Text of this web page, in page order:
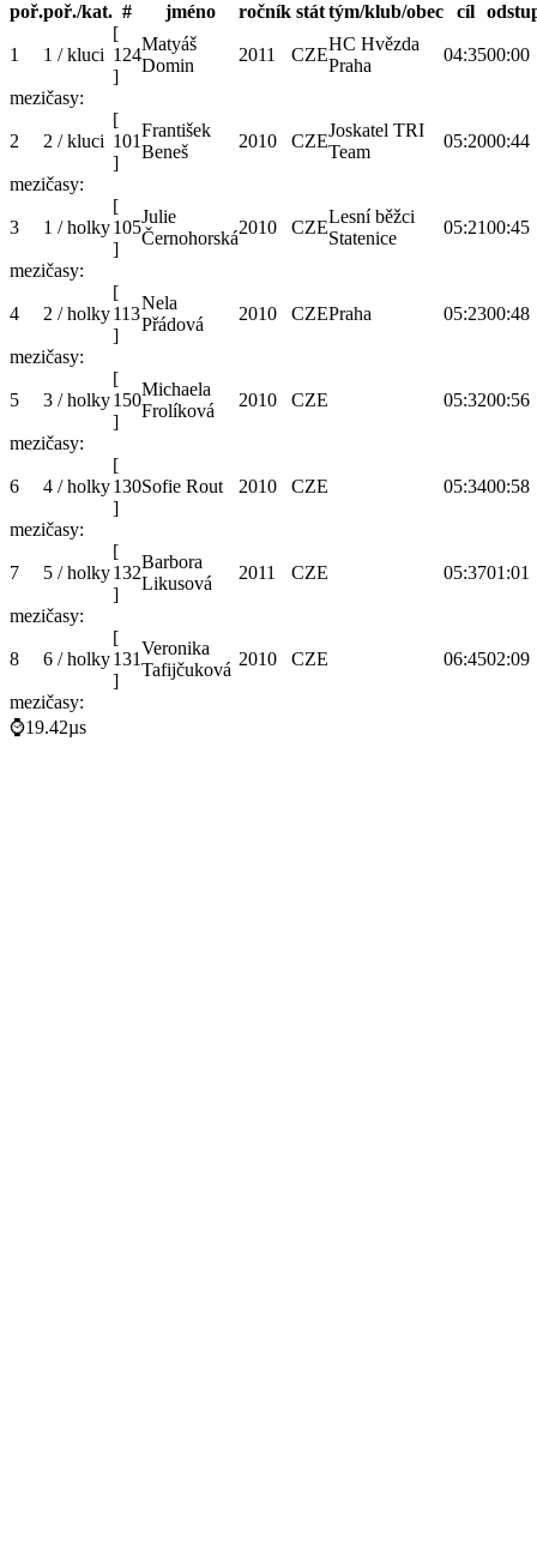
poř.poř./kat. # jméno ročník stát tým/klub/obec cíl
1 1 / kluci
[
124
]
Matyáš
Domin
2011 CZE
HC Hvězda
Praha
04:3500:00
mezičasy:
2 2 / kluci
[
101
]
František
Beneš
2010 CZE
Joskatel TRI
Team
05:2000:44
mezičasy:
3 1 / holky
[
105
]
Julie
Černohorská
2010 CZE
Lesní běžci
Statenice
05:2100:45
mezičasy:
4 2 / holky
[
113
]
Nela
Přádová
2010 CZEPraha 05:2300:48
mezičasy:
5 3 / holky
[
150
]
Michaela
Frolíková
2010 CZE 05:3200:56
mezičasy:
6 4 / holky
[
130
]
Sofie Rout 2010 CZE 05:3400:58
mezičasy:
7 5 / holky
[
132
]
Barbora
Likusová
2011 CZE 05:3701:01
mezičasy:
8 6 / holky
[
131
]
Veronika
Tafijčuková
2010 CZE 06:4502:09
mezičasy:
⌚19.42µs